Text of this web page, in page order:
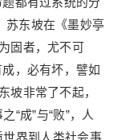
苏东坡在《墨妙亭
固者，尤不可
，必有坏，譬如
坡非常了不起，
“成”与“败”，人
世界到人类社会事